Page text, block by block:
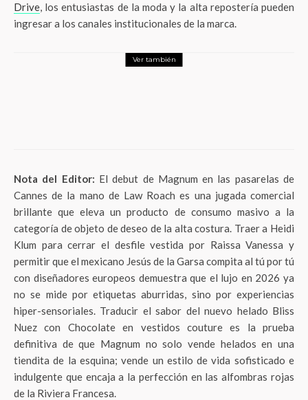
Drive, los entusiastas de la moda y la alta repostería pueden
ingresar a los canales institucionales de la marca.
Ver también
Nota del Editor: El debut de Magnum en las pasarelas de
Cannes de la mano de Law Roach es una jugada comercial
brillante que eleva un producto de consumo masivo a la
categoría de objeto de deseo de la alta costura. Traer a Heidi
Klum para cerrar el desfile vestida por Raissa Vanessa y
permitir que el mexicano Jesús de la Garsa compita al tú por tú
con diseñadores europeos demuestra que el lujo en 2026 ya
no se mide por etiquetas aburridas, sino por experiencias
hiper-sensoriales. Traducir el sabor del nuevo helado Bliss
Nuez con Chocolate en vestidos couture es la prueba
definitiva de que Magnum no solo vende helados en una
tiendita de la esquina; vende un estilo de vida sofisticado e
indulgente que encaja a la perfección en las alfombras rojas
de la Riviera Francesa.